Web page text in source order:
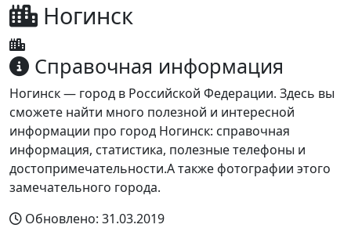
Ногинск
Справочная информация
Ногинск — город в Российской Федерации. Здесь вы
сможете найти много полезной и интересной
информации про город Ногинск: справочная
информация, статистика, полезные телефоны и
достопримечательности.А также фотографии этого
замечательного города.
Обновлено: 31.03.2019